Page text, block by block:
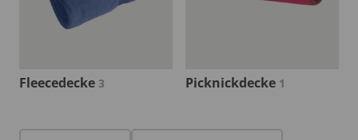
Fleecedecke 3 Picknickdecke 1